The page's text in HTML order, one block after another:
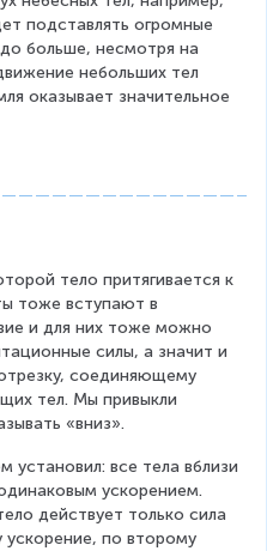
o
t
1
0
^
}
подставлять огромные
больше, несмотря на
небольших тел
оказывает значительное
тело притягивается к
тоже вступают в
и для них тоже можно
силы, а значит и
соединяющему
тел. Мы привыкли
«вниз».
установил: все тела вблизи
ускорением.
действует только сила
ускорение, по второму